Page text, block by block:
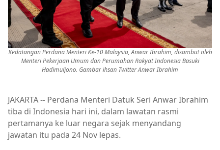
Kedatangan Perdana Menteri Ke-10 Malaysia, Anwar Ibrahim, disambut oleh
Menteri Pekerjaan Umum dan Perumahan Rakyat Indonesia Basuki
Hadimuljono. Gambar ihsan Twitter Anwar Ibrahim
JAKARTA -- Perdana Menteri Datuk Seri Anwar Ibrahim
tiba di Indonesia hari ini, dalam lawatan rasmi
pertamanya ke luar negara sejak menyandang
jawatan itu pada 24 Nov lepas.